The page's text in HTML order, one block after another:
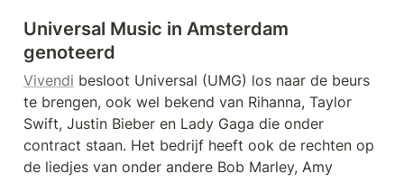
Universal Music in Amsterdam
genoteerd
Vivendi besloot Universal (UMG) los naar de beurs
te brengen, ook wel bekend van Rihanna, Taylor
Swift, Justin Bieber en Lady Gaga die onder
contract staan. Het bedrijf heeft ook de rechten op
de liedjes van onder andere Bob Marley, Amy